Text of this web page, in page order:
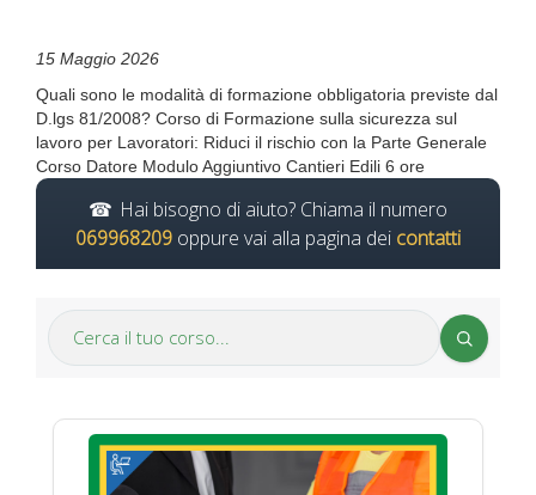
15 Maggio 2026
Quali sono le modalità di formazione obbligatoria previste dal
D.lgs 81/2008? Corso di Formazione sulla sicurezza sul
lavoro per Lavoratori: Riduci il rischio con la Parte Generale
Corso Datore Modulo Aggiuntivo Cantieri Edili 6 ore
Hai bisogno di aiuto? Chiama il numero
069968209 oppure vai alla pagina dei contatti